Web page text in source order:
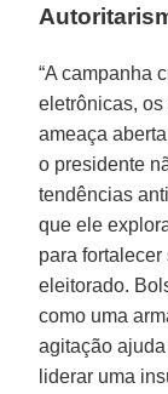
“A campanha
eletrônicas,
ameaça
o presidente
tendências
que ele
para
eleitorado.
como uma
agitação
liderar uma